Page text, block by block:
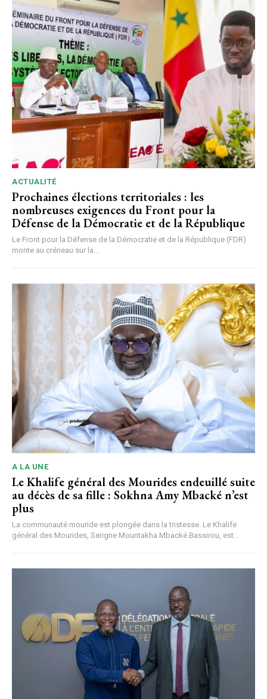
ACTUALITÉ
Prochaines élections territoriales : les
nombreuses exigences du Front pour la
Défense de la Démocratie et de la République
Le Front pour la Défense de la Démocratie et de la République (FDR)
monte au créneau sur la...
A LA UNE
Le Khalife général des Mourides endeuillé suite
au décès de sa fille : Sokhna Amy Mbacké n’est
plus
La communauté mouride est plongée dans la tristesse. Le Khalife
général des Mourides, Serigne Mountakha Mbacké Bassirou, est...